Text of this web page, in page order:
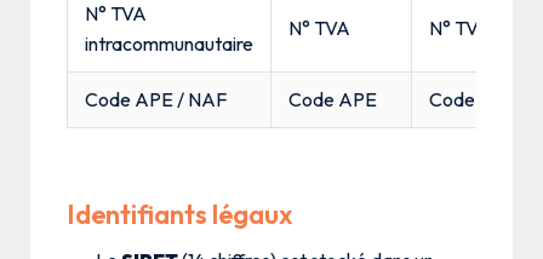
N° TVA
intracommunautaire
N° TVA N° TVA
Code APE / NAF Code APE Code APE
Identifiants légaux